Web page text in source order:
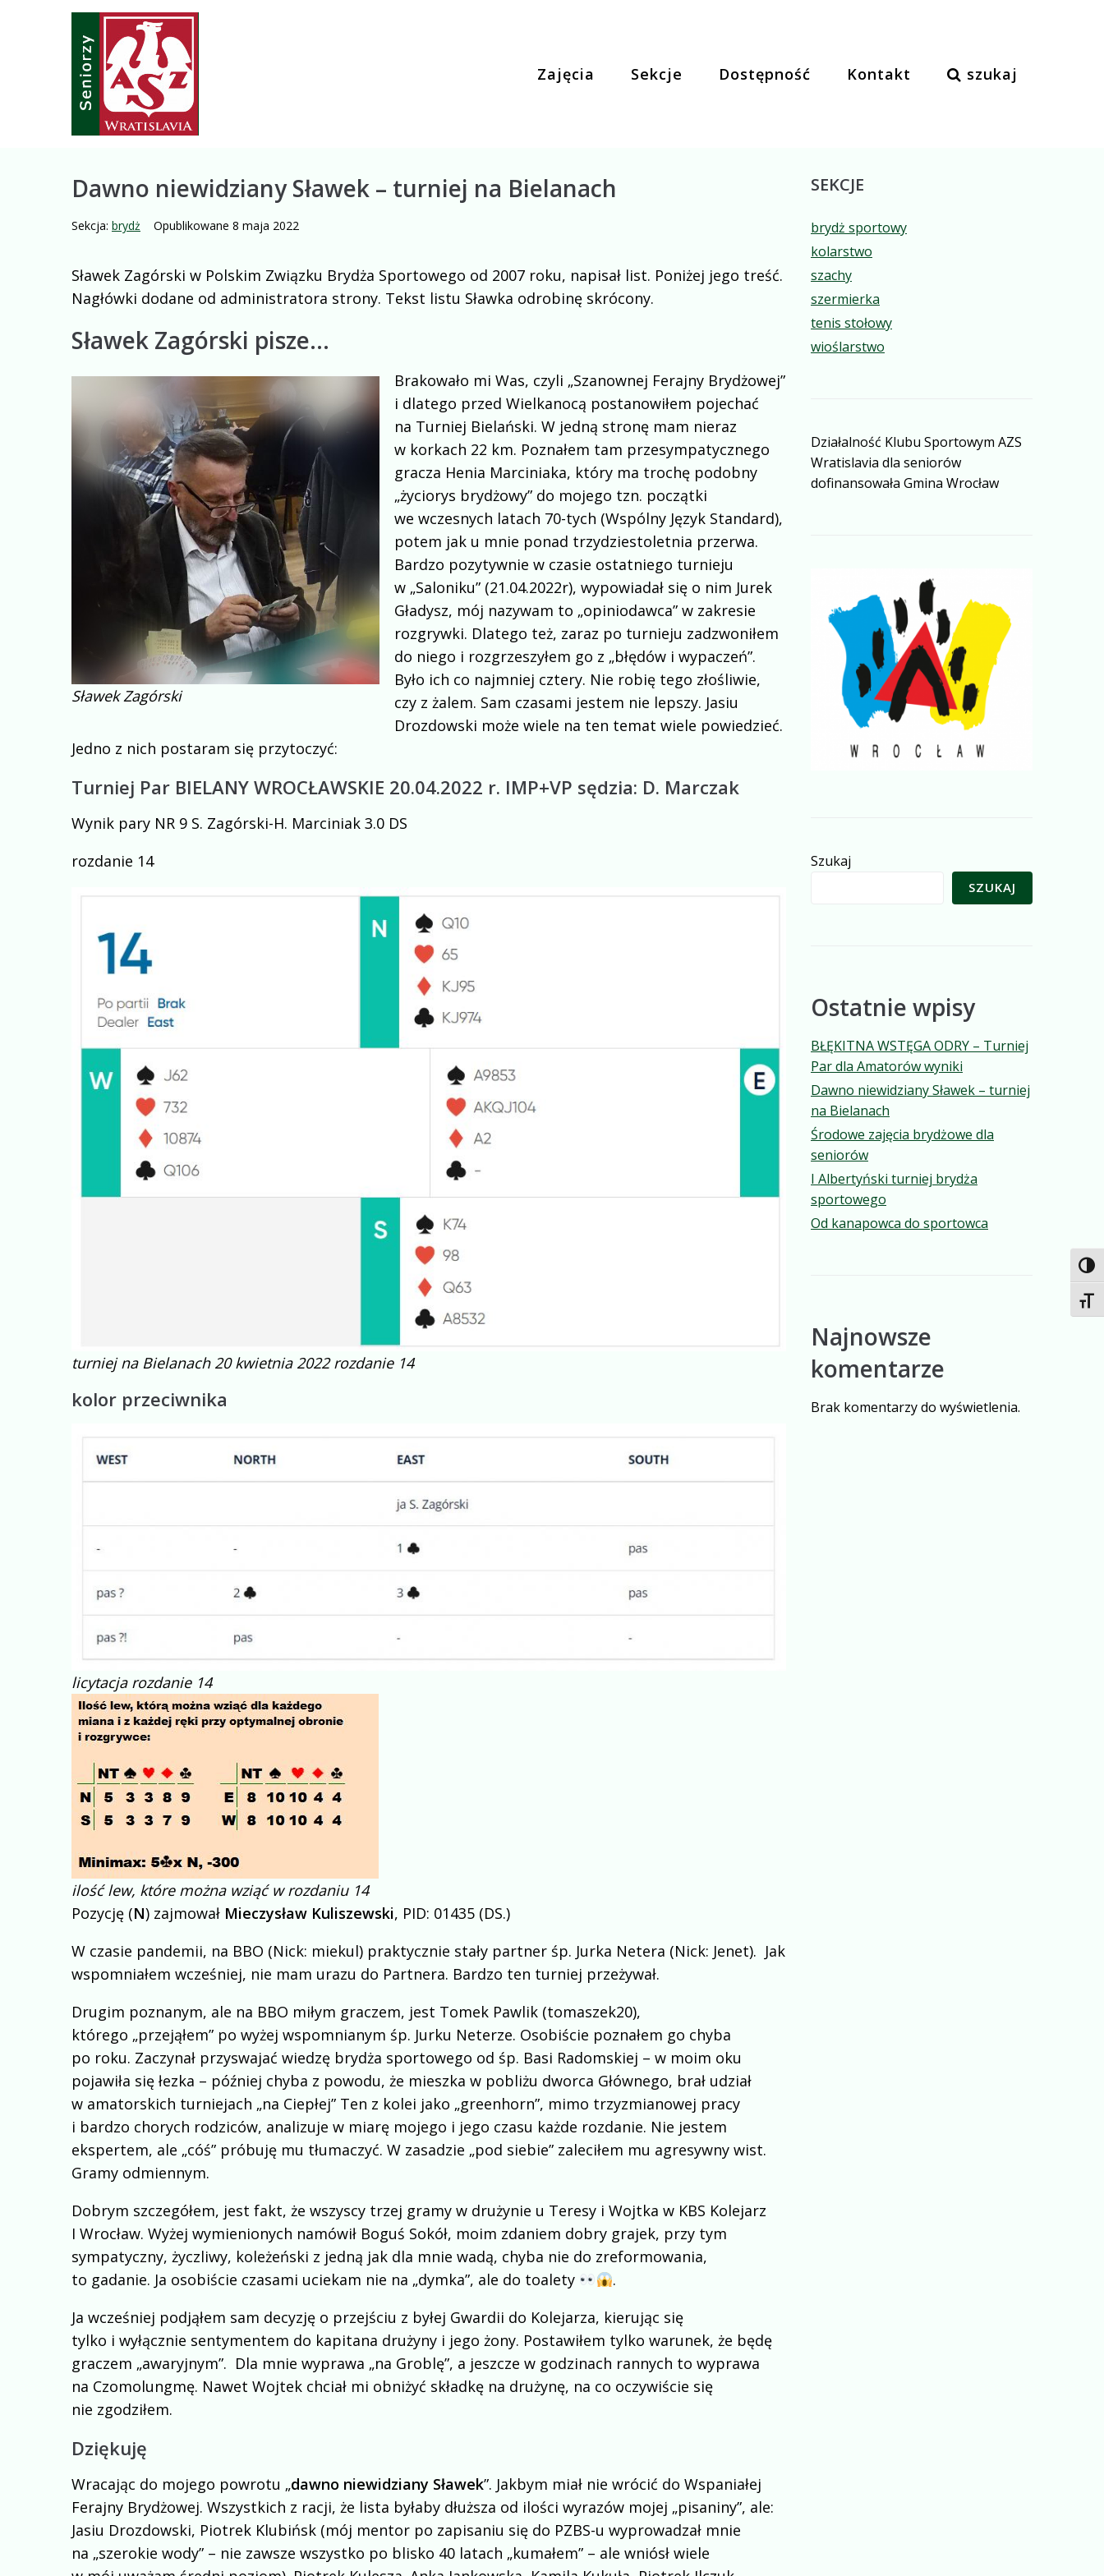
Zajęcia Sekcje Dostępność Kontakt szukaj
Dawno niewidziany Sławek – turniej na Bielanach
Sekcja: brydż Opublikowane 8 maja 2022
Sławek Zagórski w Polskim Związku Brydża Sportowego od 2007 roku, napisał list. Poniżej jego treść.
Nagłówki dodane od administratora strony. Tekst listu Sławka odrobinę skrócony.
Sławek Zagórski pisze…
Sławek Zagórski
Brakowało mi Was, czyli „Szanownej Ferajny Brydżowej”
i dlatego przed Wielkanocą postanowiłem pojechać
na Turniej Bielański. W jedną stronę mam nieraz
w korkach 22 km. Poznałem tam przesympatycznego
gracza Henia Marciniaka, który ma trochę podobny
„życiorys brydżowy” do mojego tzn. początki
we wczesnych latach 70-tych (Wspólny Język Standard),
potem jak u mnie ponad trzydziestoletnia przerwa.
Bardzo pozytywnie w czasie ostatniego turnieju
w „Saloniku” (21.04.2022r), wypowiadał się o nim Jurek
Gładysz, mój nazywam to „opiniodawca” w zakresie
rozgrywki. Dlatego też, zaraz po turnieju zadzwoniłem
do niego i rozgrzeszyłem go z „błędów i wypaczeń”.
Było ich co najmniej cztery. Nie robię tego złośliwie,
czy z żalem. Sam czasami jestem nie lepszy. Jasiu
Drozdowski może wiele na ten temat wiele powiedzieć.
Jedno z nich postaram się przytoczyć:
Turniej Par BIELANY WROCŁAWSKIE 20.04.2022 r. IMP+VP sędzia: D. Marczak
Wynik pary NR 9 S. Zagórski-H. Marciniak 3.0 DS
rozdanie 14
turniej na Bielanach 20 kwietnia 2022 rozdanie 14
kolor przeciwnika
licytacja rozdanie 14
ilość lew, które można wziąć w rozdaniu 14
Pozycję (N) zajmował Mieczysław Kuliszewski, PID: 01435 (DS.)
W czasie pandemii, na BBO (Nick: miekul) praktycznie stały partner śp. Jurka Netera (Nick: Jenet). Jak
wspomniałem wcześniej, nie mam urazu do Partnera. Bardzo ten turniej przeżywał.
Drugim poznanym, ale na BBO miłym graczem, jest Tomek Pawlik (tomaszek20),
którego „przejąłem” po wyżej wspomnianym śp. Jurku Neterze. Osobiście poznałem go chyba
po roku. Zaczynał przyswajać wiedzę brydża sportowego od śp. Basi Radomskiej – w moim oku
pojawiła się łezka – później chyba z powodu, że mieszka w pobliżu dworca Głównego, brał udział
w amatorskich turniejach „na Ciepłej” Ten z kolei jako „greenhorn”, mimo trzyzmianowej pracy
i bardzo chorych rodziców, analizuje w miarę mojego i jego czasu każde rozdanie. Nie jestem
ekspertem, ale „cóś” próbuję mu tłumaczyć. W zasadzie „pod siebie” zaleciłem mu agresywny wist.
Gramy odmiennym.
Dobrym szczegółem, jest fakt, że wszyscy trzej gramy w drużynie u Teresy i Wojtka w KBS Kolejarz
I Wrocław. Wyżej wymienionych namówił Boguś Sokół, moim zdaniem dobry grajek, przy tym
sympatyczny, życzliwy, koleżeński z jedną jak dla mnie wadą, chyba nie do zreformowania,
to gadanie. Ja osobiście czasami uciekam nie na „dymka”, ale do toalety
.
Ja wcześniej podjąłem sam decyzję o przejściu z byłej Gwardii do Kolejarza, kierując się
tylko i wyłącznie sentymentem do kapitana drużyny i jego żony. Postawiłem tylko warunek, że będę
graczem „awaryjnym”. Dla mnie wyprawa „na Groblę”, a jeszcze w godzinach rannych to wyprawa
na Czomolungmę. Nawet Wojtek chciał mi obniżyć składkę na drużynę, na co oczywiście się
nie zgodziłem.
Dziękuję
Wracając do mojego powrotu „dawno niewidziany Sławek”. Jakbym miał nie wrócić do Wspaniałej
Ferajny Brydżowej. Wszystkich z racji, że lista byłaby dłuższa od ilości wyrazów mojej „pisaniny”, ale:
Jasiu Drozdowski, Piotrek Klubińsk (mój mentor po zapisaniu się do PZBS-u wyprowadzał mnie
na „szerokie wody” – nie zawsze wszystko po blisko 40 latach „kumałem” – ale wniósł wiele
SEKCJE
brydż sportowy
kolarstwo
szachy
szermierka
tenis stołowy
wioślarstwo
Działalność Klubu Sportowym AZS
Wratislavia dla seniorów
dofinansowała Gmina Wrocław
Szukaj
SZUKAJ
Ostatnie wpisy
BŁĘKITNA WSTĘGA ODRY – Turniej
Par dla Amatorów wyniki
Dawno niewidziany Sławek – turniej
na Bielanach
Środowe zajęcia brydżowe dla
seniorów
I Albertyński turniej brydża
sportowego
Od kanapowca do sportowca
Najnowsze
komentarze
Brak komentarzy do wyświetlenia.